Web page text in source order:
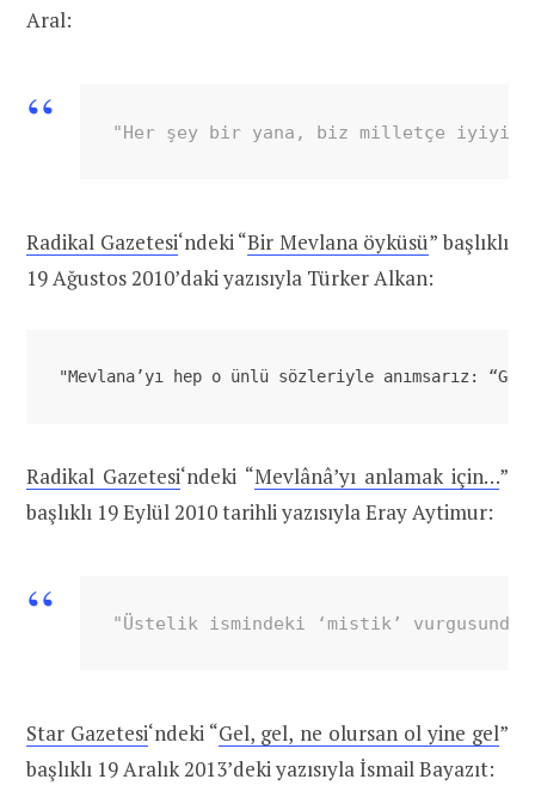
Aral:
"Her şey bir yana, biz milletçe
Radikal Gazetesi‘ndeki “Bir Mevlana öyküsü” başlıklı
19 Ağustos 2010’daki yazısıyla Türker Alkan:
"Mevlana’yı hep o ünlü sözleriyle anımsarız:
Radikal Gazetesi‘ndeki “Mevlânâ’yı anlamak için…”
başlıklı 19 Eylül 2010 tarihli yazısıyla Eray Aytimur:
"Üstelik ismindeki ‘mistik’
Star Gazetesi‘ndeki “Gel, gel, ne olursan ol yine gel”
başlıklı 19 Aralık 2013’deki yazısıyla İsmail Bayazıt: